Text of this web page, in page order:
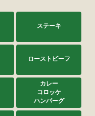
ステーキ
ローストビーフ
カレー
コロッケ
ハンバーグ